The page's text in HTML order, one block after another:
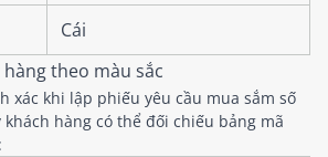
Cái
theo màu sắc
xác khi lập phiếu yêu cầu mua sắm số
hàng có thể đối chiếu bảng mã